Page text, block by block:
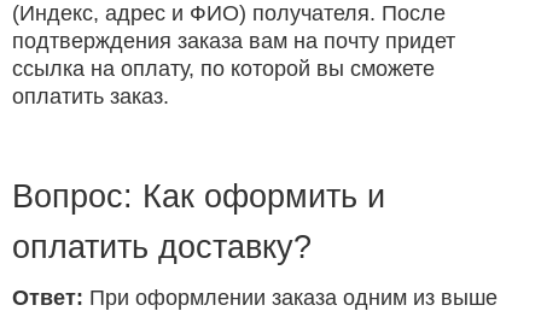
(Индекс, адрес и ФИО) получателя. После
подтверждения заказа вам на почту придет
ссылка на оплату, по которой вы сможете
оплатить заказ.
Вопрос: Как оформить и
оплатить доставку?
Ответ: При оформлении заказа одним из выше